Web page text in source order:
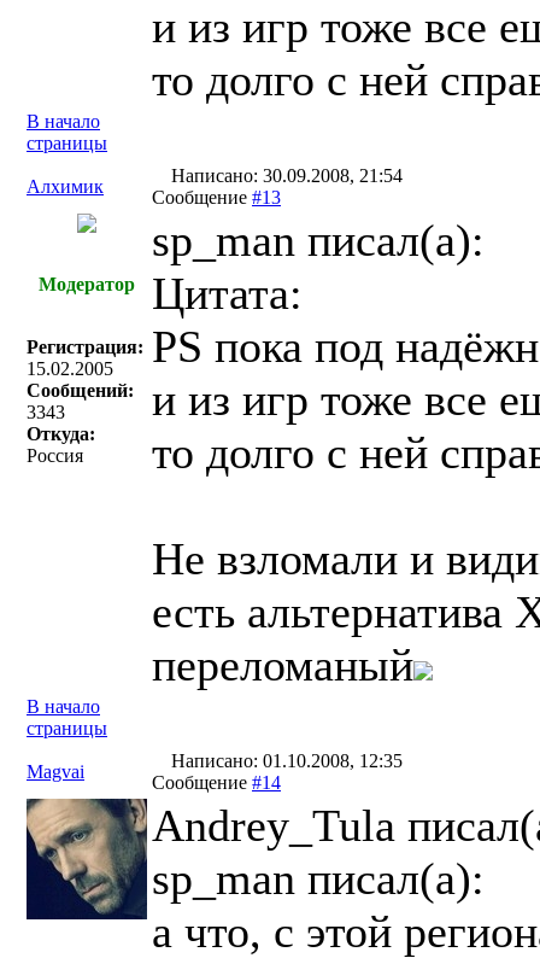
и из игр тоже все
то долго с ней
В начало
страницы
Алхимик
Написано: 30.09.2008, 21:54
Сообщение #13
Модератор
Регистрация:
15.02.2005
Сообщений:
3343
Откуда:
Россия
sp_man писал(a):
Цитата:
PS пока под
и из игр тоже все
то долго с ней
Не взломали и
есть
переломаный
В начало
страницы
Magvai
Написано: 01.10.2008, 12:35
Сообщение #14
Andrey_Tula
sp_man писал(a):
а что, с этой